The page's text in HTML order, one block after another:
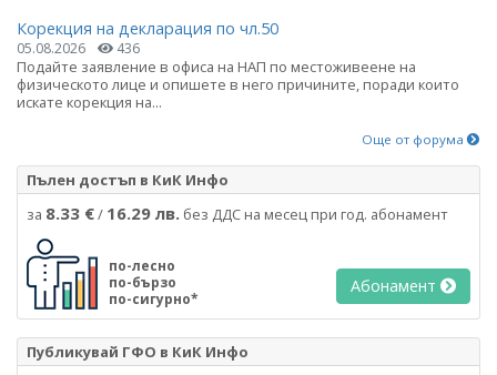
Корекция на декларация по чл.50
05.08.2026 436
Подайте заявление в офиса на НАП по местоживеене на
физическото лице и опишете в него причините, поради които
искате корекция на...
Още от форума
Пълен достъп в КиК Инфо
за 8.33 €/ 16.29 лв. без ДДС на месец при год. абонамент
по-лесно
по-бързо
по-сигурно*
Абонамент
Публикувай ГФО в КиК Инфо